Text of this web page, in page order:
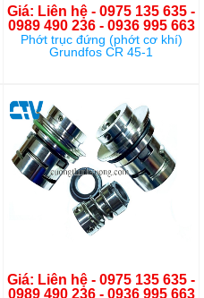
Giá: Liên hệ - 0975 135 635 -
0989 490 236 - 0936 995 663
Phớt trục đứng (phớt cơ khí)
Grundfos CR 45-1
Giá: Liên hệ - 0975 135 635 -
0989 490 236 - 0936 995 663